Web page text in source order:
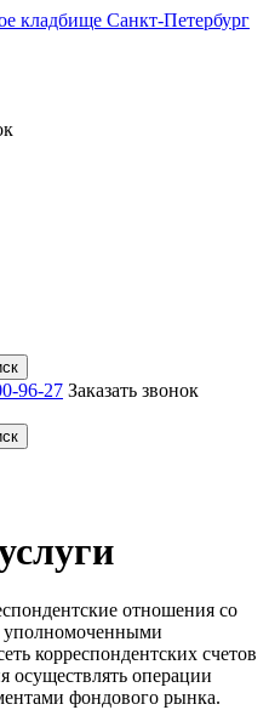
96-27 Заказать звонок
отношения со
корреспондентских счетов
осуществлять операции
фондового рынка.